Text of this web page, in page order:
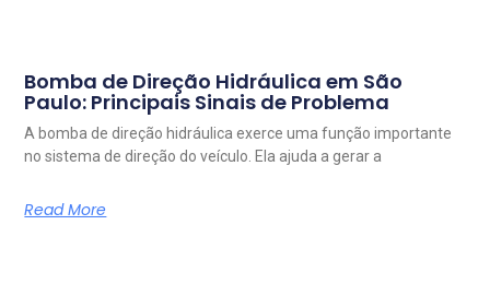
Bomba de Direção Hidráulica em São
Paulo: Principais Sinais de Problema
A bomba de direção hidráulica exerce uma função importante
no sistema de direção do veículo. Ela ajuda a gerar a
Read More